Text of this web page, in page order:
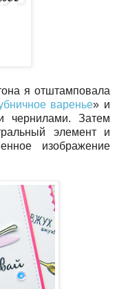
я отштамповала
варенье» и
чернилами. Затем
элемент и
изображение